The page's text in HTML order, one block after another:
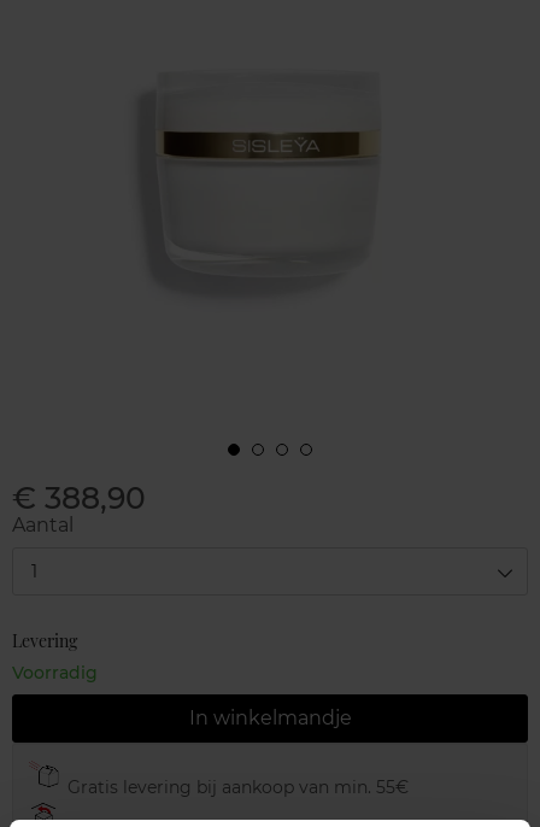
€ 388,90
Aantal
1
Levering
Voorradig
In winkelmandje
Gratis levering bij aankoop van min. 55€